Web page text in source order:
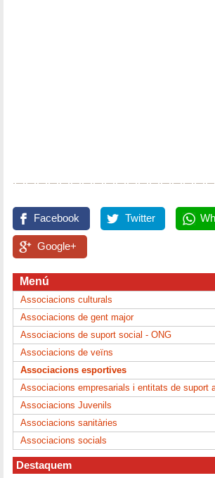
Facebook Twitter
Google+
Menú
Associacions culturals
Associacions de gent major
Associacions de suport social - ONG
Associacions de veïns
Associacions esportives
Associacions empresarials i entitats de suport
Associacions Juvenils
Associacions sanitàries
Associacions socials
Destaquem